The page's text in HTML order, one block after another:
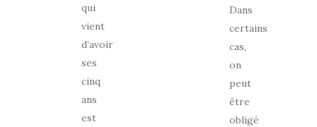
qui
vient
d’avoir
ses
cinq
ans
est
Dans
certains
cas,
on
peut
être
obligé